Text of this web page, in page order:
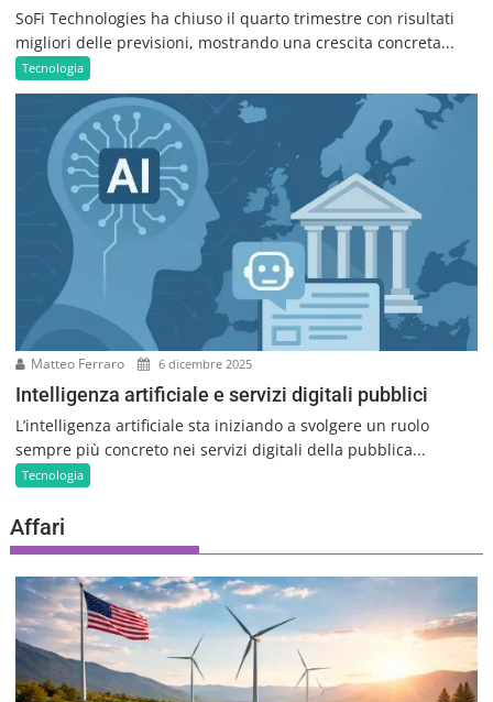
SoFi Technologies ha chiuso il quarto trimestre con risultati
migliori delle previsioni, mostrando una crescita concreta...
Tecnologia
Matteo Ferraro 6 dicembre 2025
Intelligenza artificiale e servizi digitali pubblici
L’intelligenza artificiale sta iniziando a svolgere un ruolo
sempre più concreto nei servizi digitali della pubblica...
Tecnologia
Affari